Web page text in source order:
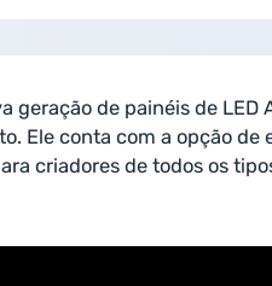
de painéis de
Ele conta com a opção
criadores de todos os